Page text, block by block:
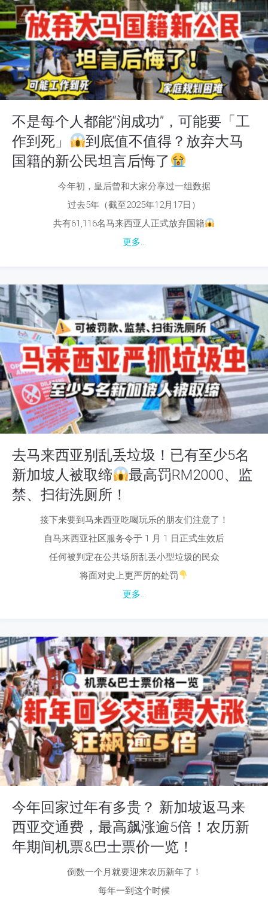
不是每个人都能“润成功”，可能要「工
作到死」
到底值不值得？放弃大马
国籍的新公民坦言后悔了
今年初，皇后曾和大家分享过一组数据
过去5年（截至2025年12月17日）
共有61,116名马来西亚人正式放弃国籍
更多...
去马来西亚别乱丢垃圾！已有至少5名
新加坡人被取缔
最高罚RM2000、监
禁、扫街洗厕所！
接下来要到马来西亚吃喝玩乐的朋友们注意了！
自马来西亚社区服务令于 1 月 1 日正式生效后
任何被判定在公共场所乱丢小型垃圾的民众
将面对史上更严厉的处罚
更多...
今年回家过年有多贵？ 新加坡返马来
西亚交通费，最高飙涨逾5倍！农历新
年期间机票&巴士票价一览！
倒数一个月就要迎来农历新年了！
每年一到这个时候